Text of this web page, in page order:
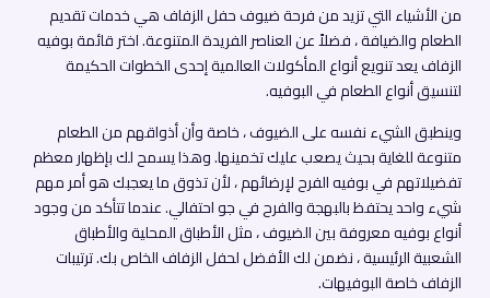
من الأشياء التي تزيد من فرحة ضيوف حفل الزفاف هي خدمات تقديم
الطعام والضيافة ، فضلاً عن العناصر الفريدة المتنوعة. اختر قائمة بوفيه
الزفاف يعد تنويع أنواع المأكولات العالمية إحدى الخطوات الحكيمة
لتنسيق أنواع الطعام في البوفيه.
وينطبق الشيء نفسه على الضيوف ، خاصة وأن أذواقهم من الطعام
متنوعة للغاية بحيث يصعب عليك تخمينها. وهذا يسمح لك بإظهار معظم
تفضيلاتهم في بوفيه الفرح لإرضائهم ، لأن تذوق ما يعجبك هو أمر مهم
شيء واحد يحتفظ بالبهجة والفرح في جو احتفالي. عندما تتأكد من وجود
أنواع بوفيه معروفة بين الضيوف ، مثل الأطباق المحلية والأطباق
الشعبية الرئيسية ، نضمن لك الأفضل لحفل الزفاف الخاص بك. ترتيبات
الزفاف خاصة البوفيهات.